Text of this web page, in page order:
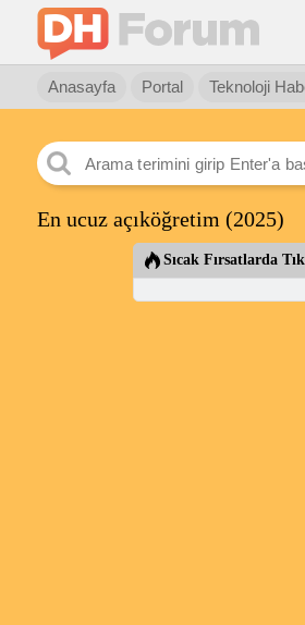
Anasayfa Portal Teknoloji
En ucuz açıköğretim (2025)
Sıcak Fırsatlarda